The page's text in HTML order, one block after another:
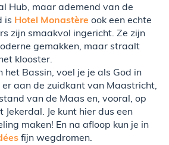
Hub, maar ademend van de
is Hotel Monastère ook een echte
zijn smaakvol ingericht. Ze zijn
gemakken, maar straalt
klooster.
Bassin, voel je je als God in
er aan de zuidkant van Maastricht,
van de Maas en, vooral, op
Je kunt hier dus een
maken! En na afloop kun je in
fijn wegdromen.